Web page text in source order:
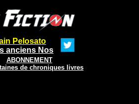
Pelosato
anciens Nos
ABONNEMENT
de chroniques livres